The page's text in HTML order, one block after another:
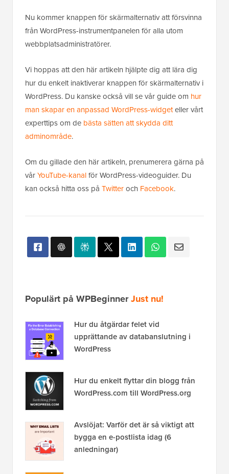
Nu kommer knappen för skärmalternativ att försvinna
från WordPress-instrumentpanelen för alla utom
webbplatsadministratörer.
Vi hoppas att den här artikeln hjälpte dig att lära dig
hur du enkelt inaktiverar knappen för skärmalternativ i
WordPress. Du kanske också vill se vår guide om hur
man skapar en anpassad WordPress-widgeteller vårt
experttips om de bästa sätten att skydda ditt
adminområde.
Om du gillade den här artikeln, prenumerera gärna på
vårYouTube-kanalför WordPress-videoguider. Du
kan också hitta oss på Twitteroch Facebook.
Populärt på WPBeginnerJust nu!
Hur du åtgärdar felet vid
upprättande av databanslutning i
WordPress
Hur du enkelt flyttar din blogg från
WordPress.com till WordPress.org
Avslöjat: Varför det är så viktigt att
bygga en e-postlista idag (6
anledningar)